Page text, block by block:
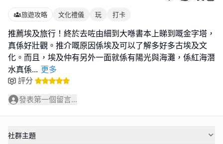
旅遊攻略 文化禮儀 玩 打卡
推薦埃及旅行！終於去咗由細到大喺書本上睇到嘅金字塔，
真係好壯觀。推介嘅原因係埃及可以了解多好多古埃及文
化。而且，埃及仲有另外一面就係有陽光與海灘，係紅海潛
水真係... 更多
評分
發表第一個留言...
社群主題